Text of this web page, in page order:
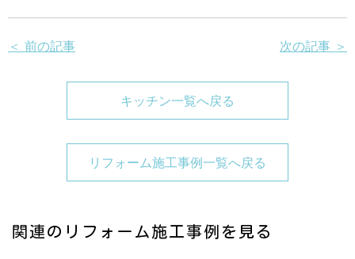
＜ 前の記事 次の記事 ＞
キッチン一覧へ戻る
リフォーム施工事例一覧へ戻る
関連のリフォーム施工事例を見る